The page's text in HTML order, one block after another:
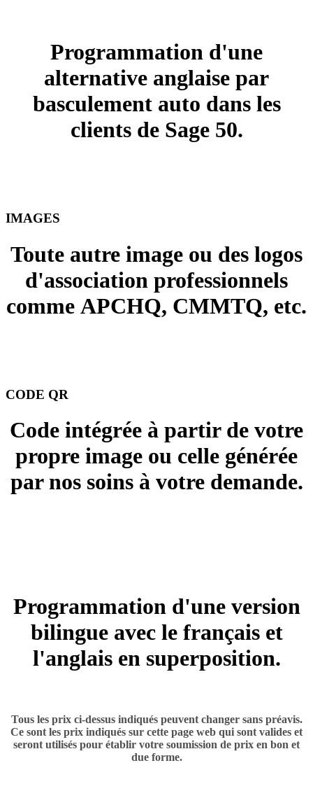
Programmation d'une
alternative anglaise par
basculement auto dans les
clients de Sage 50.
IMAGES
Toute autre image ou des logos
d'association professionnels
comme APCHQ, CMMTQ, etc.
CODE QR
Code intégrée à partir de votre
propre image ou celle générée
par nos soins à votre demande.
Programmation d'une version
bilingue avec le français et
l'anglais en superposition.
Tous les prix ci-dessus indiqués peuvent changer sans préavis.
Ce sont les prix indiqués sur cette page web qui sont valides et
seront utilisés pour établir votre soumission de prix en bon et
due forme.